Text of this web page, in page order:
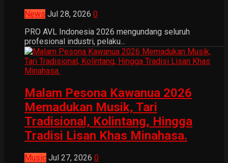
News Jul 28, 2026 0
PRO AVL Indonesia 2026 mengundang seluruh
profesional industri, pelaku...
Malam Pesona Kawanua 2026
Memadukan Musik, Tari
Tradisional, Kolintang, Hingga
Tradisi Lisan Khas Minahasa.
Music Jul 27, 2026 0